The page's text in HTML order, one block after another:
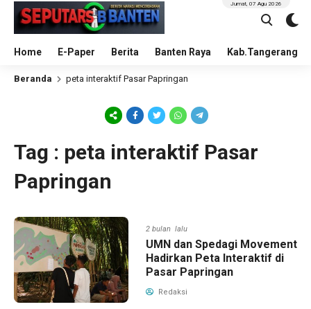
Home E-Paper Berita Banten Raya Kab.Tangerang
Jumat, 07 Agu 2026
Beranda peta interaktif Pasar Papringan
Tag : peta interaktif Pasar
Papringan
2 bulan lalu
UMN dan Spedagi Movement
Hadirkan Peta Interaktif di
Pasar Papringan
Redaksi